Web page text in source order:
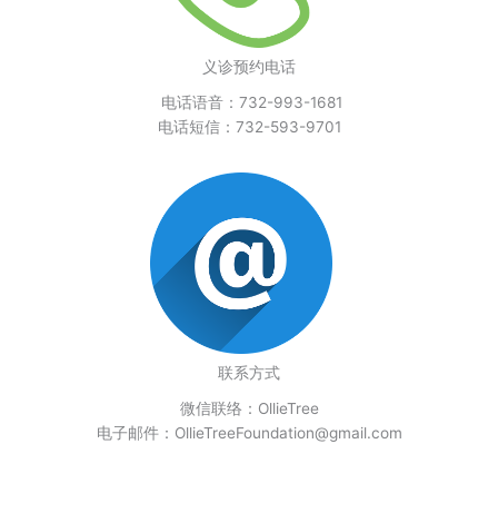
义诊预约电话
电话语音：732-993-1681
电话短信：732-593-9701
联系方式
微信联络：OllieTree
电子邮件：OllieTreeFoundation@gmail.com